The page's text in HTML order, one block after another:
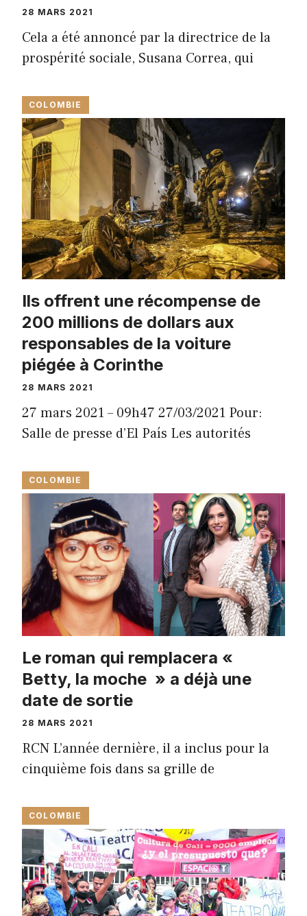
28 MARS 2021
Cela a été annoncé par la directrice de la
prospérité sociale, Susana Correa, qui
COLOMBIE
Ils offrent une récompense de
200 millions de dollars aux
responsables de la voiture
piégée à Corinthe
28 MARS 2021
27 mars 2021 – 09h47 27/03/2021 Pour:
Salle de presse d’El País Les autorités
COLOMBIE
Le roman qui remplacera «
Betty, la moche » a déjà une
date de sortie
28 MARS 2021
RCN L’année dernière, il a inclus pour la
cinquième fois dans sa grille de
COLOMBIE